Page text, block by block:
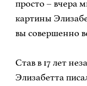
просто – вчера
картины
вы совершенно
Став в 17 лет
Элизабетта